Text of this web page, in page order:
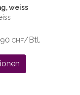
weiss
CHF/Btl.